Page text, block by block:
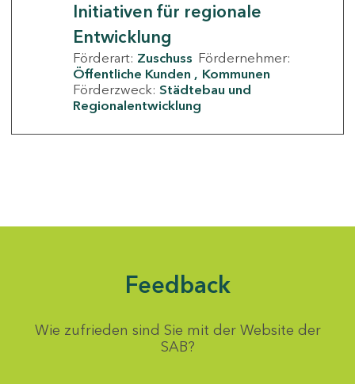
Initiativen für regionale
Entwicklung
Förderart: Zuschuss Fördernehmer:
Öffentliche Kunden
Kommunen
Förderzweck: Städtebau und
Regionalentwicklung
Feedback
Wie zufrieden sind Sie mit der Website der
SAB?